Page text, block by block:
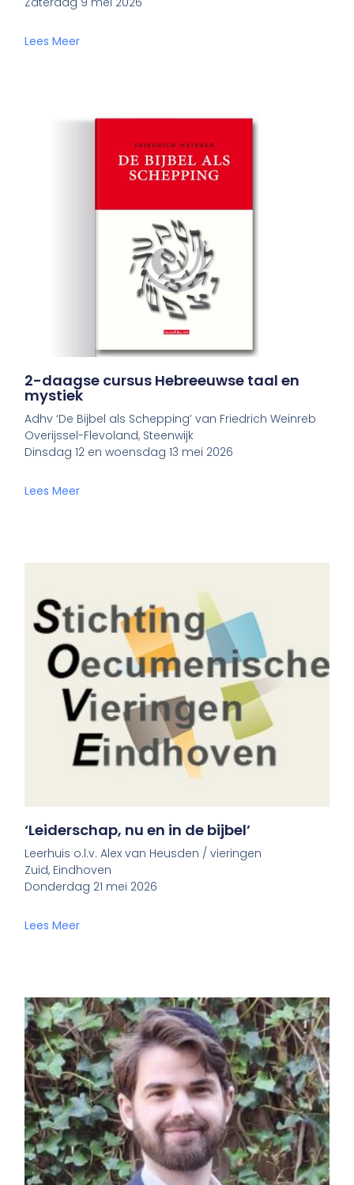
Lees Meer
2-daagse cursus Hebreeuwse taal en
mystiek
Adhv ‘De Bijbel als Schepping’ van Friedrich Weinreb
Overijssel-Flevoland, Steenwijk
Dinsdag 12 en woensdag 13 mei 2026
Lees Meer
‘Leiderschap, nu en in de bijbel’
Leerhuis o.l.v. Alex van Heusden / vieringen
Zuid, Eindhoven
Donderdag 21 mei 2026
Lees Meer